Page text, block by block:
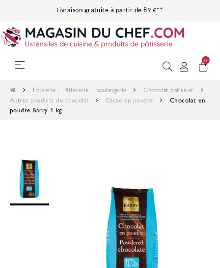
Livraison gratuite à partir de 89 €**
Basculer la navigation
☰ 0
Épicerie - Pâtisserie - Boulangerie
Chocolat pâtissier
Autres produits de chocolat
Cacao en poudre
Chocolat en
poudre Barry 1 kg